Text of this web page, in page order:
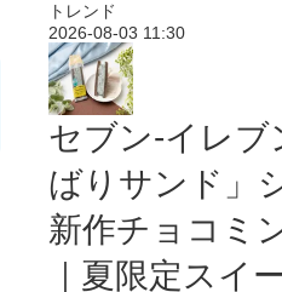
トレンド
2026-08-03 11:30
セブン‐イレブ
ばりサンド」
新作チョコミ
｜夏限定スイ